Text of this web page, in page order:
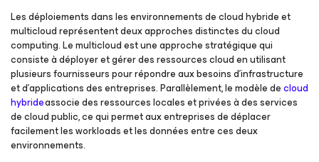
Les déploiements dans les environnements de cloud hybride et
multicloud représentent deux approches distinctes du cloud
computing. Le multicloud est une approche stratégique qui
consiste à déployer et gérer des ressources cloud en utilisant
plusieurs fournisseurs pour répondre aux besoins d'infrastructure
et d'applications des entreprises. Parallèlement, le modèle decloud
hybrideassocie des ressources locales et privées à des services
de cloud public, ce qui permet aux entreprises de déplacer
facilement les workloads et les données entre ces deux
environnements.